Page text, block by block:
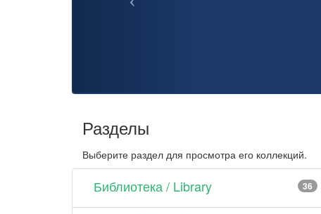
Разделы
Выберите раздел для просмотра его коллекций.
Библиотека / Library 36